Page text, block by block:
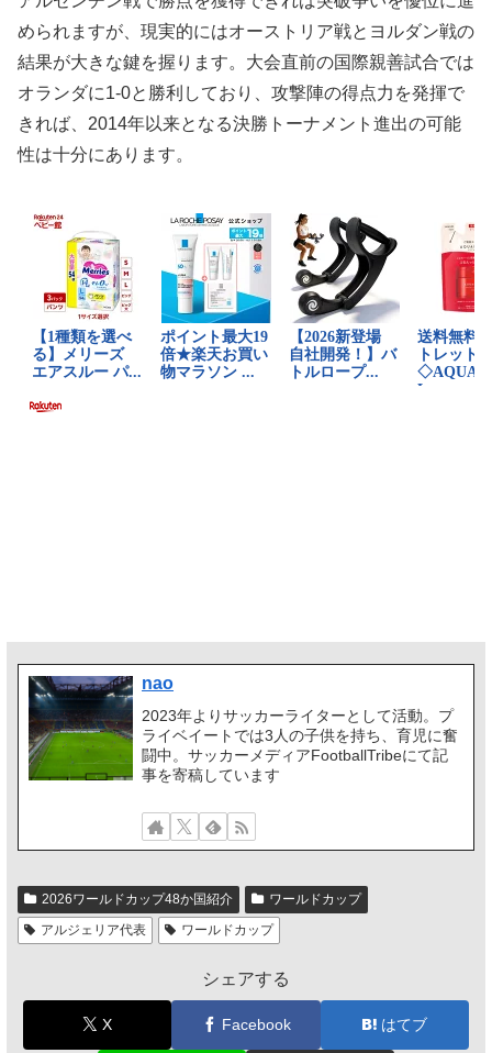
められますが、現実的にはオーストリア戦とヨルダン戦の
結果が大きな鍵を握ります。大会直前の国際親善試合では
オランダに1-0と勝利しており、攻撃陣の得点力を発揮で
きれば、2014年以来となる決勝トーナメント進出の可能
性は十分にあります。
nao
2023年よりサッカーライターとして活動。プ
ライベイートでは3人の子供を持ち、育児に奮
闘中。サッカーメディアFootballTribeにて記
事を寄稿しています
2026ワールドカップ48か国紹介
ワールドカップ
アルジェリア代表
ワールドカップ
シェアする
X Facebook はてブ